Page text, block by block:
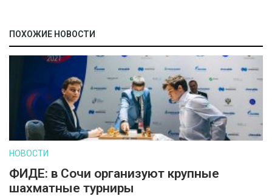
ПОХОЖИЕ НОВОСТИ
НОВОСТИ
ФИДЕ: в Сочи организуют крупные
шахматные турниры